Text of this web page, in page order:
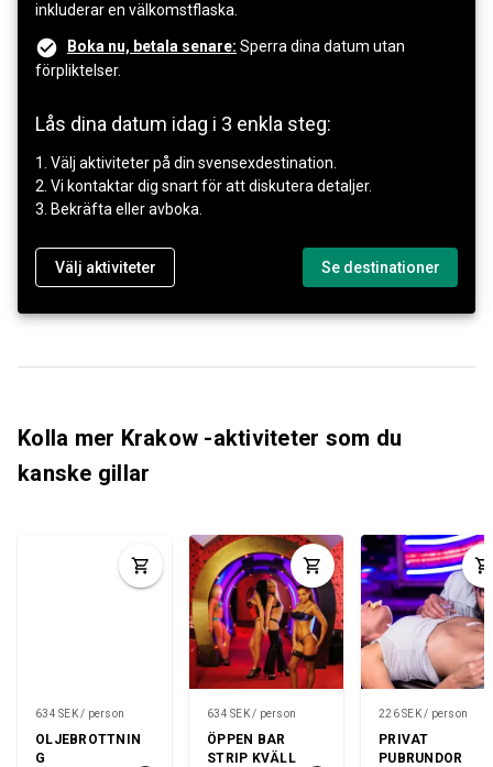
inkluderar en välkomstflaska.
Boka nu, betala senare: Sperra dina datum utan
förpliktelser.
Lås dina datum idag i 3 enkla steg:
1. Välj aktiviteter på din svensexdestination.
2. Vi kontaktar dig snart för att diskutera detaljer.
3. Bekräfta eller avboka.
Välj aktiviteter Se destinationer
Kolla mer Krakow -aktiviteter som du
kanske gillar
634 SEK / person
OLJEBROTTNIN
G
634 SEK / person
ÖPPEN BAR
STRIP KVÄLL
226 SEK / person
PRIVAT
PUBRUNDOR